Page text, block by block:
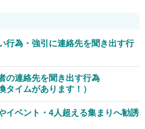
行為・強引に連絡先を聞き出す行
の連絡先を聞き出す行為
タイムがあります！）
イベント・4人超える集まりへ勧誘